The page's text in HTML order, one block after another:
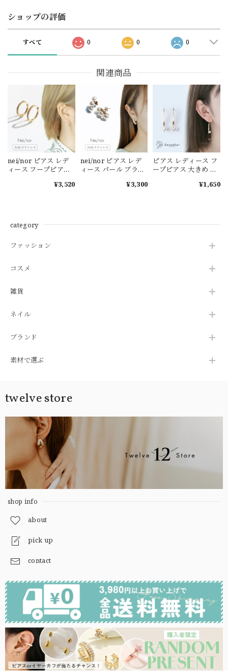
ショップの評価
すべて 0 0 0
関連商品
nei/nor ピアス レデ
ィース フープピアス
レルギー対応 ゴール
0059】【ピアス】誕
生日 ギフト 彼女 プレ
¥3,520
nei/nor ピアス レデ
ィース パール ブライ
ルギー対応 ゴールド
¥3,300
ピアス レディース フ
ープピアス 大きめ ピ
チタン【tocotto】
ンタイン ホワイトデ
¥1,650
category
ファッション
コスメ
雑貨
ネイル
ブランド
素材で選ぶ
twelve store
shop info
about
pick up
contact